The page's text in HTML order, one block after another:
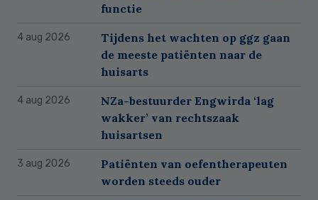
functie
4 aug 2026
Tijdens het wachten op ggz gaan
de meeste patiënten naar de
huisarts
4 aug 2026
NZa-bestuurder Engwirda ‘lag
wakker’ van rechtszaak
huisartsen
3 aug 2026
Patiënten van oefentherapeuten
worden steeds ouder